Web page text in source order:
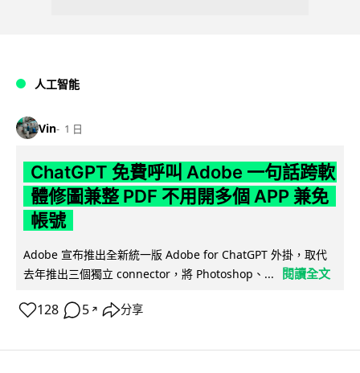
人工智能
Vin 1 日
ChatGPT 免費呼叫 Adobe 一句話跨軟
體修圖兼整 PDF 不用開多個 APP 兼免
帳號
Adobe 宣布推出全新統一版 Adobe for ChatGPT 外掛，取代
去年推出三個獨立 connector，將 Photoshop、...
閱讀全文
128 5 ↗ 分享